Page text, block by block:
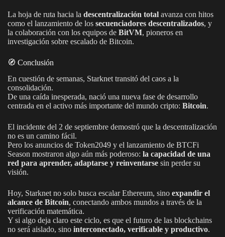
La hoja de ruta hacia la descentralización total avanza con hitos
como el lanzamiento de los secuenciadores descentralizados, y
la colaboración con los equipos de BitVM, pioneros en
investigación sobre escalado de Bitcoin.
🧭 Conclusión
En cuestión de semanas, Starknet transitó del caos a la
consolidación.
De una caída inesperada, nació una nueva fase de desarrollo
centrada en el activo más importante del mundo cripto: Bitcoin.
El incidente del 2 de septiembre demostró que la descentralización
no es un camino fácil.
Pero los anuncios de Token2049 y el lanzamiento de BTCFi
Season mostraron algo aún más poderoso: la capacidad de una
red para aprender, adaptarse y reinventarse sin perder su
visión.
Hoy, Starknet no solo busca escalar Ethereum, sino expandir el
alcance de Bitcoin, conectando ambos mundos a través de la
verificación matemática.
Y si algo deja claro este ciclo, es que el futuro de las blockchains
no será aislado, sino interconectado, verificable y productivo.